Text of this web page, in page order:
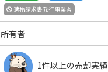
適格請求書発行事業者
所有者
1件以上の売却実績